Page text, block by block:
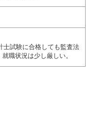
士試験に合格しても監査法
職状況は少し厳しい。